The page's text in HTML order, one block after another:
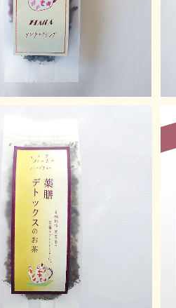
健康茶 デトックスのお茶
¥1,100